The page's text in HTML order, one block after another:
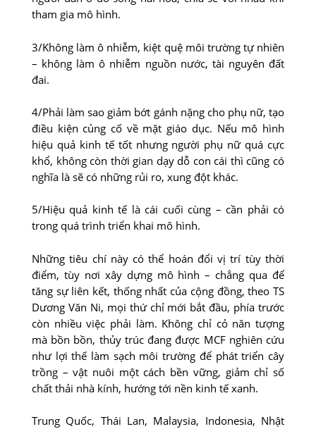
tham gia mô hình.
3/Không làm ô nhiễm, kiệt quệ môi trường tự nhiên
– không làm ô nhiễm nguồn nước, tài nguyên đất
đai.
4/Phải làm sao giảm bớt gánh nặng cho phụ nữ, tạo
điều kiện củng cố về mặt giáo dục. Nếu mô hình
hiệu quả kinh tế tốt nhưng người phụ nữ quá cực
khổ, không còn thời gian dạy dỗ con cái thì cũng có
nghĩa là sẽ có những rủi ro, xung đột khác.
5/Hiệu quả kinh tế là cái cuối cùng – cần phải có
trong quá trình triển khai mô hình.
Những tiêu chí này có thể hoán đổi vị trí tùy thời
điểm, tùy nơi xây dựng mô hình – chẳng qua để
tăng sự liên kết, thống nhất của cộng đồng, theo TS
Dương Văn Ni, mọi thứ chỉ mới bắt đầu, phía trước
còn nhiều việc phải làm. Không chỉ cỏ năn tượng
mà bồn bồn, thủy trúc đang được MCF nghiên cứu
như lợi thế làm sạch môi trường để phát triển cây
trồng – vật nuôi một cách bền vững, giảm chỉ số
chất thải nhà kính, hướng tới nền kinh tế xanh.
Trung Quốc, Thái Lan, Malaysia, Indonesia, Nhật